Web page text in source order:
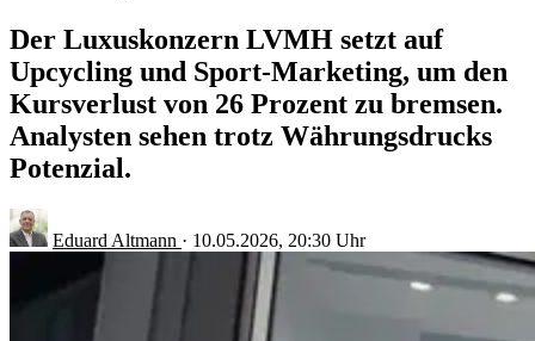
Der Luxuskonzern LVMH setzt auf
Upcycling und Sport-Marketing, um den
Kursverlust von 26 Prozent zu bremsen.
Analysten sehen trotz Währungsdrucks
Potenzial.
Eduard Altmann · 10.05.2026, 20:30 Uhr